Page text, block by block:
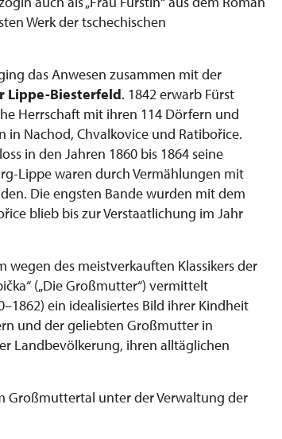
Werk der tschechischen
das Anwesen zusammen mit der
Lippe-Biesterfeld. 1842 erwarb Fürst
Herrschaft mit ihren 114 Dörfern und
in Nachod, Chvalkovice und Ratibořice.
in den Jahren 1860 bis 1864 seine
Lippe waren durch Vermählungen mit
Die engsten Bande wurden mit dem
blieb bis zur Verstaatlichung im Jahr
wegen des meistverkauften Klassikers der
(„Die Großmutter“) vermittelt
ein idealisiertes Bild ihrer Kindheit
und der geliebten Großmutter in
Landbevölkerung, ihren alltäglichen
Großmuttertal unter der Verwaltung der